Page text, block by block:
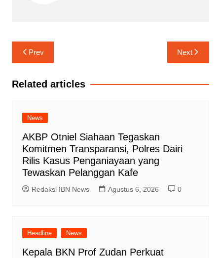
Navigasi
pos
Prev Next
Related articles
News
AKBP Otniel Siahaan Tegaskan
Komitmen Transparansi, Polres Dairi
Rilis Kasus Penganiayaan yang
Tewaskan Pelanggan Kafe
Redaksi IBN News Agustus 6, 2026 0
Headline News
Kepala BKN Prof Zudan Perkuat